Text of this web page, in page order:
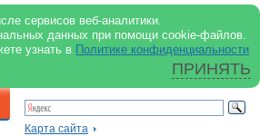
сервисов веб-аналитики.
данных при помощи cookie-файлов.
узнать в Политике конфиденциальности
ПРИНЯТЬ
support@milkbranch.ru
О портале
Реклама в журнале
портале
Карта сайта